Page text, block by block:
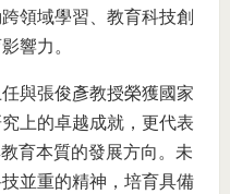
領域學習、教育科技創
響力。
與張俊彥教授榮獲國家
上的卓越成就，更代表
育本質的發展方向。未
並重的精神，培育具備